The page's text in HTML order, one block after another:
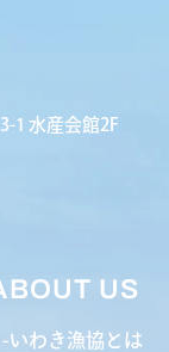
1 水産会館2F
US
いわき漁協とは